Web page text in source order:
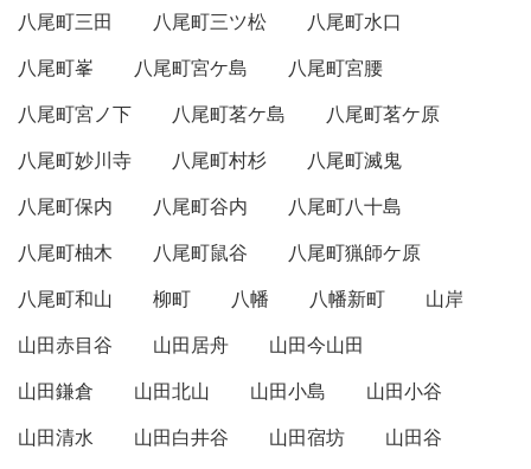
八尾町三田
八尾町三ツ松
八尾町水口
八尾町峯
八尾町宮ケ島
八尾町宮腰
八尾町宮ノ下
八尾町茗ケ島
八尾町茗ケ原
八尾町妙川寺
八尾町村杉
八尾町滅鬼
八尾町保内
八尾町谷内
八尾町八十島
八尾町柚木
八尾町鼠谷
八尾町猟師ケ原
八尾町和山
柳町 八幡 八幡新町
山岸
山田赤目谷
山田居舟
山田今山田
山田鎌倉
山田北山 山田小島
山田小谷
山田清水
山田白井谷 山田宿坊
山田谷